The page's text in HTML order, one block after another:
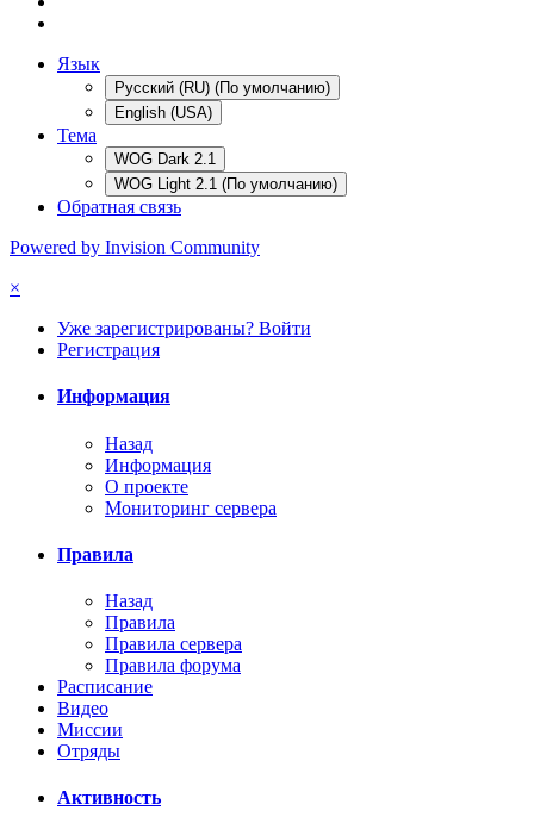
Язык
Русский (RU) (По умолчанию)
English (USA)
Тема
WOG Dark 2.1
WOG Light 2.1 (По умолчанию)
Обратная связь
Powered by Invision Community
×
Уже зарегистрированы? Войти
Регистрация
Информация
Назад
Информация
О проекте
Мониторинг сервера
Правила
Назад
Правила
Правила сервера
Правила форума
Расписание
Видео
Миссии
Отряды
Активность